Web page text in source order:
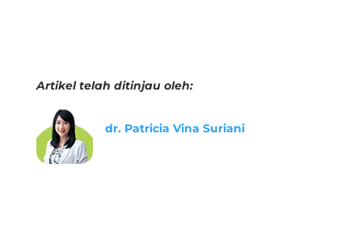
Artikel telah ditinjau oleh:
dr. Patricia Vina Suriani